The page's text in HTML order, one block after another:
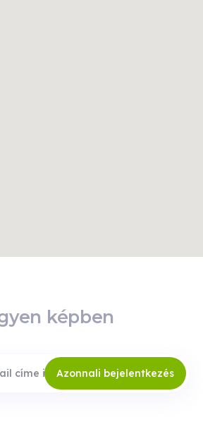
képben
Azonnali bejelentkezés